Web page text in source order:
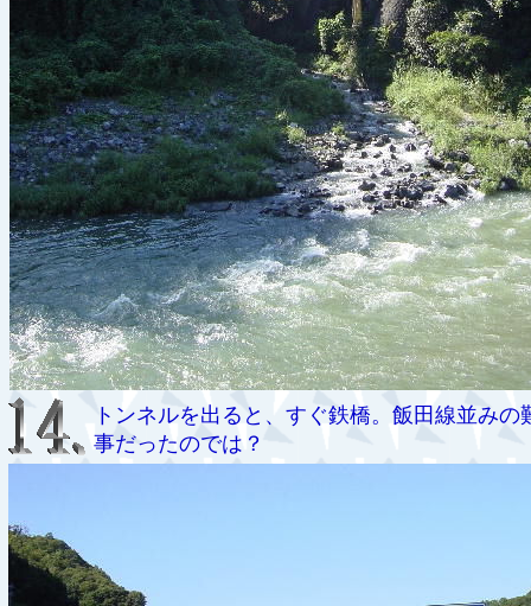
トンネルを出ると、すぐ鉄橋。飯田線並みの
事だったのでは？